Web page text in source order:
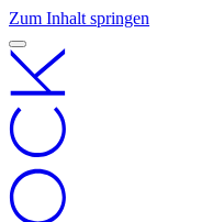
Zum Inhalt springen